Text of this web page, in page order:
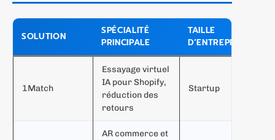
SOLUTION
SPÉCIALITÉ
PRINCIPALE
TAILLE
D’ENTREPRISE
1Match
Essayage virtuel
IA pour Shopify,
réduction des
retours
Startup
AR commerce et